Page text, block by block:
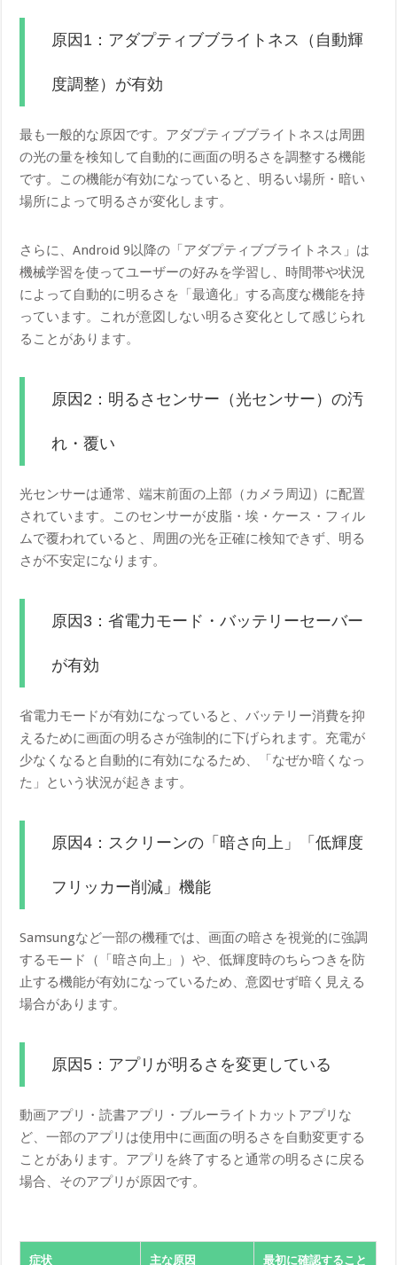
原因1：アダプティブブライトネス（自動輝
度調整）が有効
最も一般的な原因です。アダプティブブライトネスは周囲
の光の量を検知して自動的に画面の明るさを調整する機能
です。この機能が有効になっていると、明るい場所・暗い
場所によって明るさが変化します。
さらに、Android 9以降の「アダプティブブライトネス」は
機械学習を使ってユーザーの好みを学習し、時間帯や状況
によって自動的に明るさを「最適化」する高度な機能を持
っています。これが意図しない明るさ変化として感じられ
ることがあります。
原因2：明るさセンサー（光センサー）の汚
れ・覆い
光センサーは通常、端末前面の上部（カメラ周辺）に配置
されています。このセンサーが皮脂・埃・ケース・フィル
ムで覆われていると、周囲の光を正確に検知できず、明る
さが不安定になります。
原因3：省電力モード・バッテリーセーバー
が有効
省電力モードが有効になっていると、バッテリー消費を抑
えるために画面の明るさが強制的に下げられます。充電が
少なくなると自動的に有効になるため、「なぜか暗くなっ
た」という状況が起きます。
原因4：スクリーンの「暗さ向上」「低輝度
フリッカー削減」機能
Samsungなど一部の機種では、画面の暗さを視覚的に強調
するモード（「暗さ向上」）や、低輝度時のちらつきを防
止する機能が有効になっているため、意図せず暗く見える
場合があります。
原因5：アプリが明るさを変更している
動画アプリ・読書アプリ・ブルーライトカットアプリな
ど、一部のアプリは使用中に画面の明るさを自動変更する
ことがあります。アプリを終了すると通常の明るさに戻る
場合、そのアプリが原因です。
症状 主な原因 最初に確認すること